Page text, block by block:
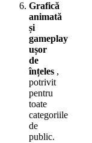
Grafică
animată
și
gameplay
ușor
de
înțeles ,
potrivit
pentru
toate
categoriile
de
public.